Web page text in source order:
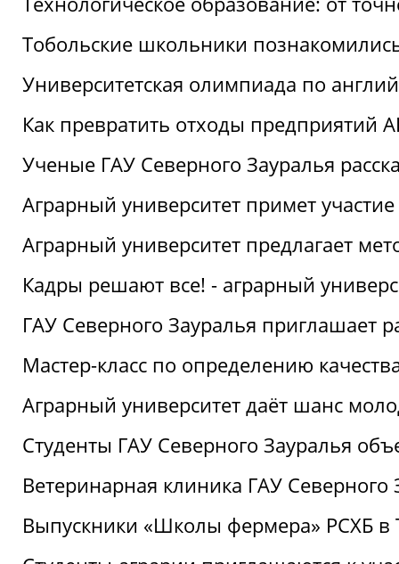
Тобольские школьники
Университетская олимпиада по
Как превратить отходы предприятий
Ученые ГАУ Северного Зауралья
Аграрный университет примет
Аграрный университет предлагает
Кадры решают все! - аграрный
ГАУ Северного Зауралья приглашает
Мастер-класс по определению
Аграрный университет даёт шанс
Студенты ГАУ Северного Зауралья
Ветеринарная клиника ГАУ Северного
Выпускники «Школы фермера» РСХБ